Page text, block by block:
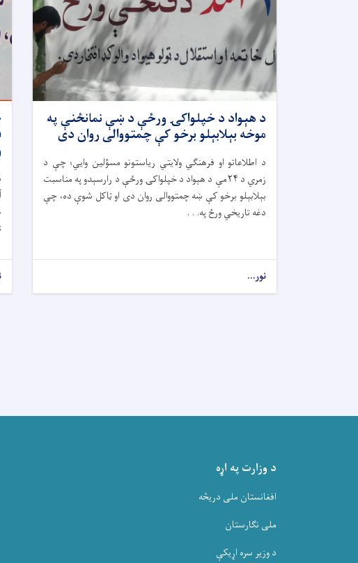
د هېواد د خپلواکۍ ورځې د ښې نمانځنې په
موخه بېلابېلو برخو کې چمتووالی روان دی
د اطلاعاتو او فرهنګي ولایتي ریاستونو مسؤلین وایي؛ چې د
زمري د ۲۴مې د هېواد د خپلواکۍ ورځې د رارسېدو په مناسبت
بېلابېلو برخو کې ښه چمتووالی روان دی او ټاکل شوې ده، چې
دغه تاریخي ورځ په. . .
نور...
د وزارت په اړه
افغانستان ملی دریڅه
ملی نگارستان
د وزیر سره اړیکې